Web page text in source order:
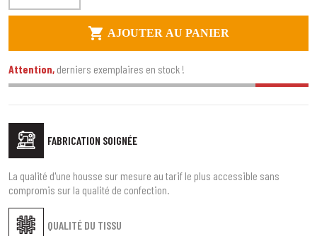
 AJOUTER AU PANIER
Attention, derniers exemplaires en stock !
FABRICATION SOIGNÉE
QUALITÉ DU TISSU
La qualité d'une housse sur mesure au tarif le plus accessible sans
compromis sur la qualité de confection.